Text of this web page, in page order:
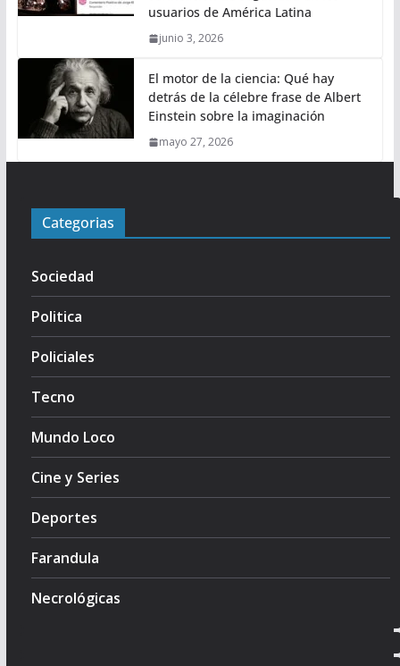
usuarios de América Latina
junio 3, 2026
El motor de la ciencia: Qué hay
detrás de la célebre frase de Albert
Einstein sobre la imaginación
mayo 27, 2026
Categorias
Sociedad
Politica
Policiales
Tecno
Mundo Loco
Cine y Series
Deportes
Farandula
Necrológicas